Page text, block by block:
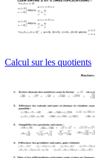
Calcul sur les quotients